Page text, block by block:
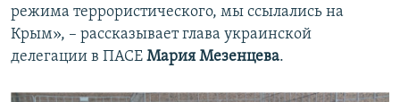
режима террористического, мы ссылались на
Крым», – рассказывает глава украинской
делегации в ПАСЕ Мария Мезенцева.